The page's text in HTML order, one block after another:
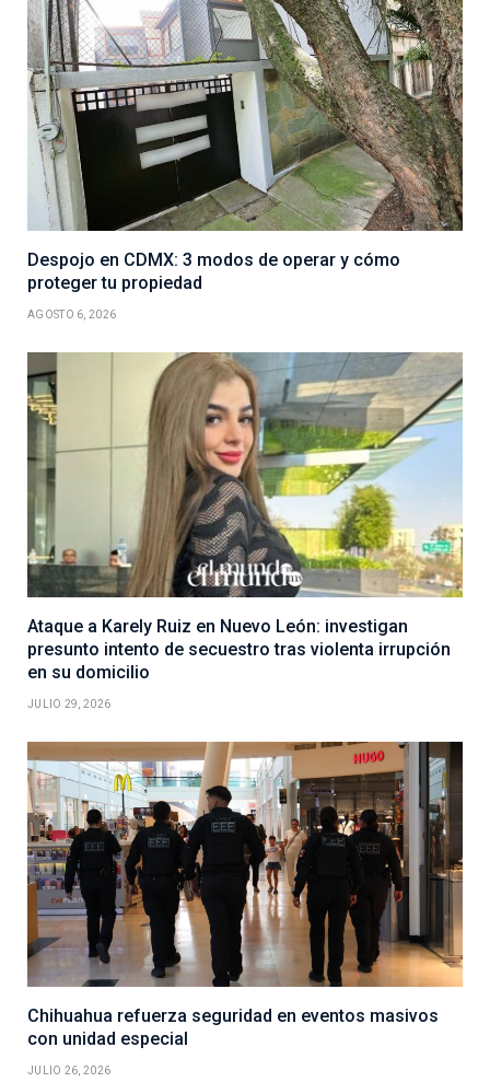
Despojo en CDMX: 3 modos de operar y cómo
proteger tu propiedad
AGOSTO 6, 2026
Ataque a Karely Ruiz en Nuevo León: investigan
presunto intento de secuestro tras violenta irrupción
en su domicilio
JULIO 29, 2026
Chihuahua refuerza seguridad en eventos masivos
con unidad especial
JULIO 26, 2026